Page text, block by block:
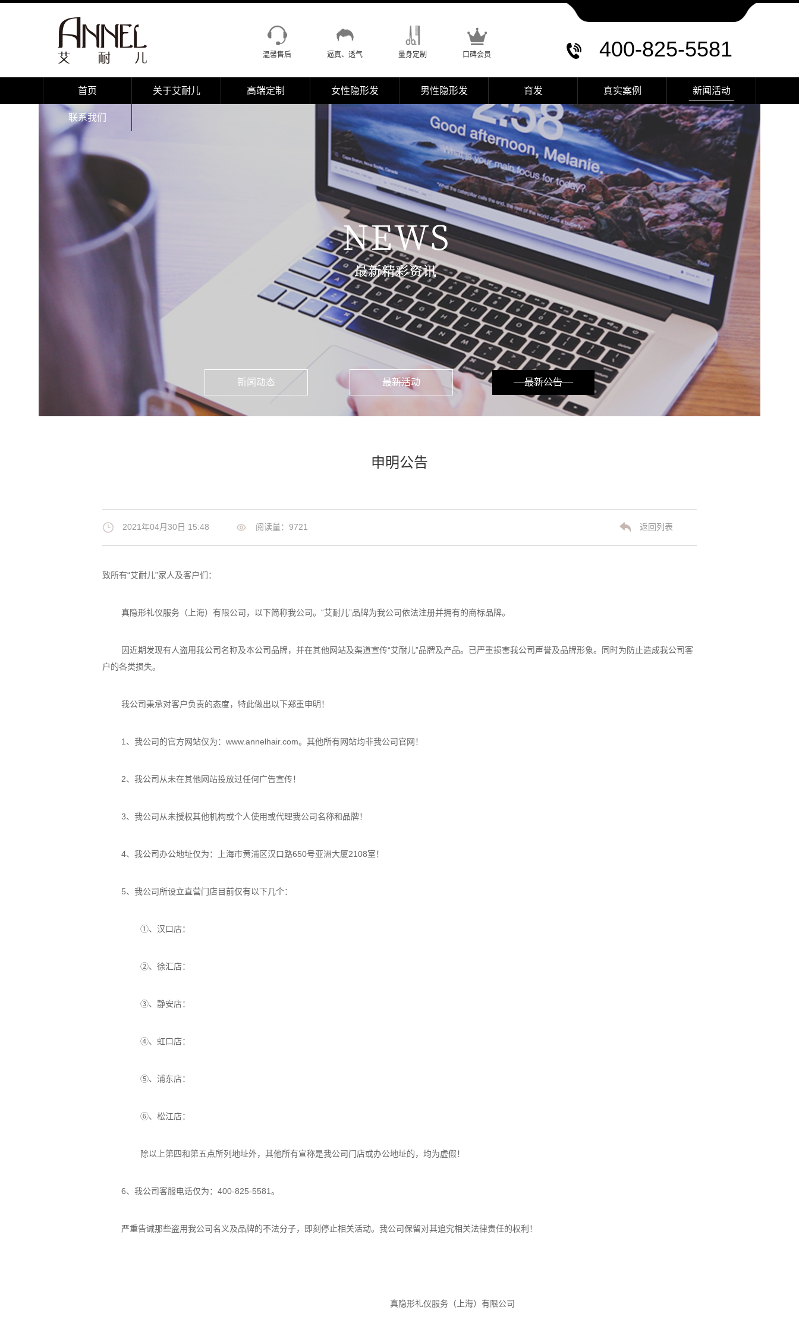
温馨售后 逼真、透气 量身定制 口碑会员 400-825-5581
首页 关于艾耐儿 高端定制 女性隐形发 男性隐形发 育发 真实案例 新闻活动
联系我们
新闻动态 最新活动 最新公告
申明公告
2021年04月30日 15:48 阅读量：9721 返回列表
致所有“艾耐儿”家人及客户们：
真隐形礼仪服务（上海）有限公司，以下简称我公司。“艾耐儿”品牌为我公司依法注册并拥有的商标品牌。
因近期发现有人盗用我公司名称及本公司品牌，并在其他网站及渠道宣传“艾耐儿”品牌及产品。已严重损害我公司声誉及品牌形象。同时为防止造成我公司客
户的各类损失。
我公司秉承对客户负责的态度，特此做出以下郑重申明！
1、我公司的官方网站仅为：www.annelhair.com。其他所有网站均非我公司官网！
2、我公司从未在其他网站投放过任何广告宣传！
3、我公司从未授权其他机构或个人使用或代理我公司名称和品牌！
4、我公司办公地址仅为：上海市黄浦区汉口路650号亚洲大厦2108室！
5、我公司所设立直营门店目前仅有以下几个：
①、汉口店：
②、徐汇店：
③、静安店：
④、虹口店：
⑤、浦东店：
⑥、松江店：
除以上第四和第五点所列地址外，其他所有宣称是我公司门店或办公地址的，均为虚假！
6、我公司客服电话仅为：400-825-5581。
严重告诫那些盗用我公司名义及品牌的不法分子，即刻停止相关活动。我公司保留对其追究相关法律责任的权利！
真隐形礼仪服务（上海）有限公司